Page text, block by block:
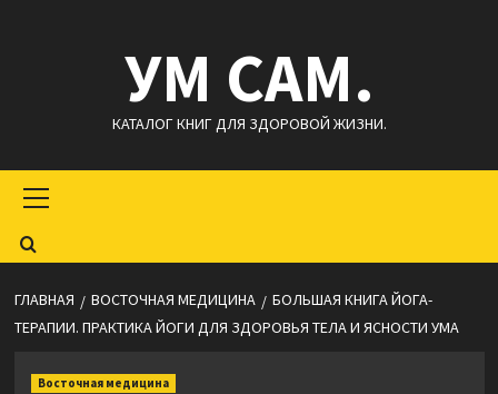
УМ САМ.
КАТАЛОГ КНИГ ДЛЯ ЗДОРОВОЙ ЖИЗНИ.
меню
ГЛАВНАЯ ВОСТОЧНАЯ МЕДИЦИНА
БОЛЬШАЯ КНИГА ЙОГА-
ТЕРАПИИ. ПРАКТИКА ЙОГИ ДЛЯ ЗДОРОВЬЯ ТЕЛА И ЯСНОСТИ УМА
Восточная медицина